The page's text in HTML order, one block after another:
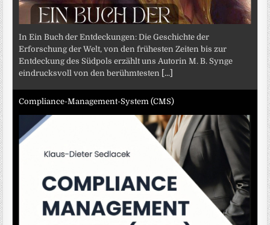
In Ein Buch der Entdeckungen: Die Geschichte der
Erforschung der Welt, von den frühesten Zeiten bis zur
Entdeckung des Südpols erzählt uns Autorin M. B. Synge
eindrucksvoll von den berühmtesten [...]
Compliance-Management-System (CMS)